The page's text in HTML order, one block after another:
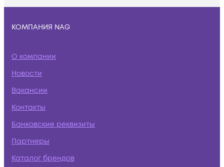
КОМПАНИЯ NAG
О компании
Новости
Вакансии
Контакты
Банковские реквизиты
Партнеры
Каталог брендов